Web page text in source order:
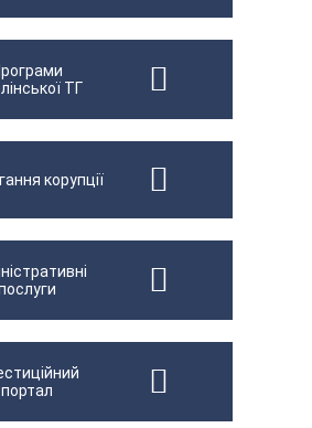
ТГ
корупції
портал